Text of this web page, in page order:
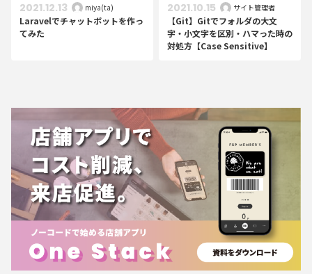
Laravelでチャットボットを作っ
てみた
2021.12.13 miya(ta)
【Git】Gitでフォルダの大文
字・小文字を区別・ハマった時の
対処方【Case Sensitive】
2021.10.15 サイト管理者